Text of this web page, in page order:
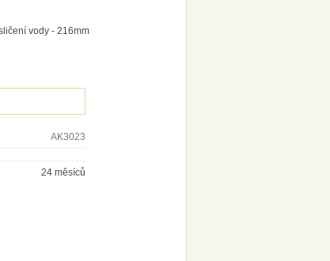
vody - 216mm
AK3023
24 měsíců